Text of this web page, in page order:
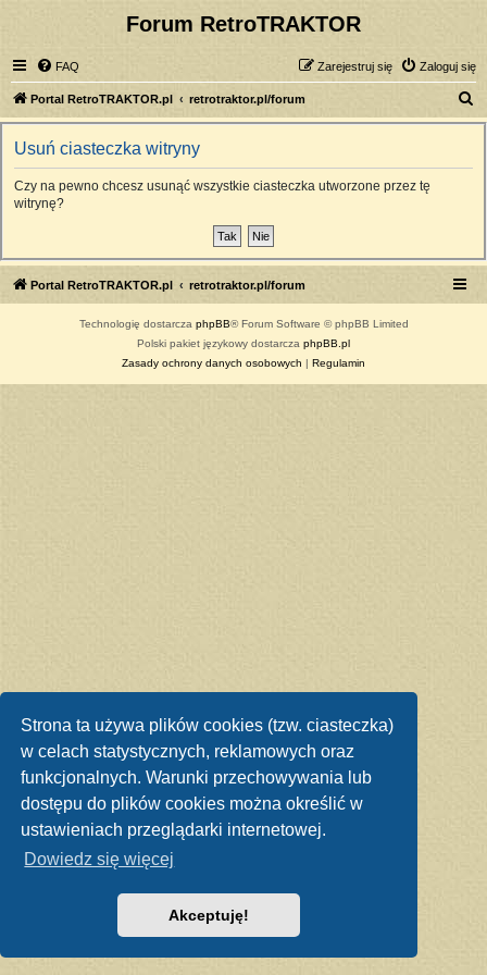
Strona ta używa plików cookies (tzw. ciasteczka)
w celach statystycznych, reklamowych oraz
funkcjonalnych. Warunki przechowywania lub
dostępu do plików cookies można określić w
ustawieniach przeglądarki internetowej.
Dowiedz się więcej
Akceptuję!
Forum RetroTRAKTOR
FAQ Zaloguj się
Zarejestruj się
Portal RetroTRAKTOR.pl retrotraktor.pl/forum
z
Usuń ciasteczka witryny
Czy na pewno chcesz usunąć wszystkie ciasteczka utworzone przez tę
witrynę?
Portal RetroTRAKTOR.pl retrotraktor.pl/forum
Technologię dostarcza phpBB® Forum Software © phpBB Limited
Polski pakiet językowy dostarcza phpBB.pl
Zasady ochrony danych osobowych | Regulamin